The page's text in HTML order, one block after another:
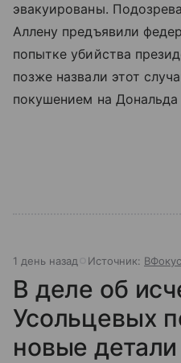
эвакуированы.
Аллену предъявили
попытке убийства
позже назвали этот
покушением на Дональда
1 день назад Источник:
В деле об
Усольцевых
новые детали